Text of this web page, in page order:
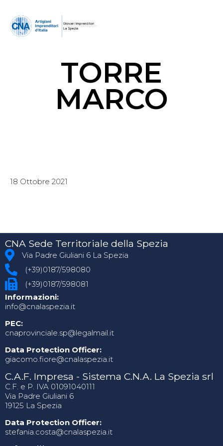
TORRE
MARCO
18 Ottobre 2021
CNA Sede Territoriale della Spezia
Via Padre Giuliani 6 La Spezia
(+39)0187/598080
(+39)0187/598081
Informazioni:
info@cnalaspezia.it
PEC:
cnaprovinciale.sp@legalmail.it
Data Protection Officer:
giacomo.fiore@cnalaspezia.it
C.A.F. Impresa - Sistema C.N.A. La Spezia srl
C.F. e P. IVA 01091040111
Via Padre Giuliani 6
19125 La Spezia
Data Protection Officer:
stefania.costa@cnalaspezia.it